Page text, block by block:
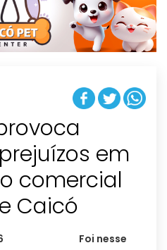
t
i
o
n
em
comercial
Caicó
Foi nesse